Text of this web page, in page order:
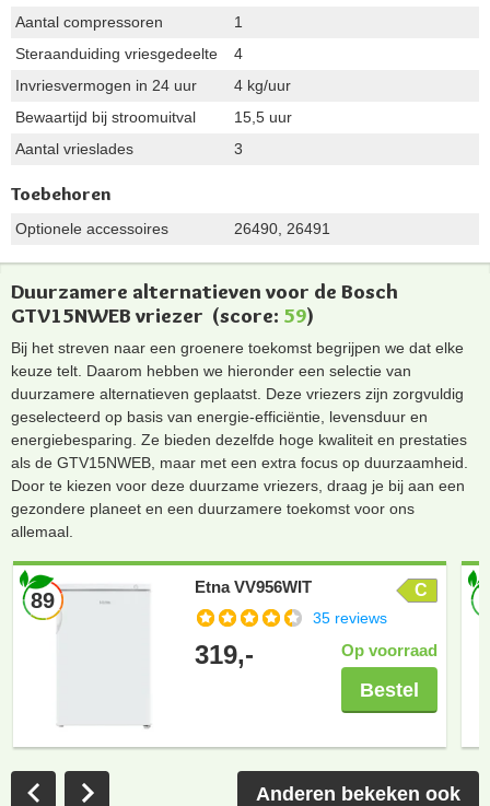
Aantal compressoren
1
Steraanduiding vriesgedeelte
4
Invriesvermogen in 24 uur
4 kg/uur
Bewaartijd bij stroomuitval
15,5 uur
Aantal vrieslades
3
Toebehoren
Optionele accessoires 26490, 26491
Duurzamere alternatieven voor de Bosch
GTV15NWEB vriezer (score: 59)
Bij het streven naar een groenere toekomst begrijpen we dat elke
keuze telt. Daarom hebben we hieronder een selectie van
duurzamere alternatieven geplaatst. Deze vriezers zijn zorgvuldig
geselecteerd op basis van energie-efficiëntie, levensduur en
energiebesparing. Ze bieden dezelfde hoge kwaliteit en prestaties
als de GTV15NWEB, maar met een extra focus op duurzaamheid.
Door te kiezen voor deze duurzame vriezers, draag je bij aan een
gezondere planeet en een duurzamere toekomst voor ons
allemaal.
89
Etna VV956WIT C
35 reviews
319,- Op voorraad
Bestel
Anderen bekeken ook